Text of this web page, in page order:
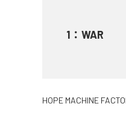
1 ： WAR
HOPE MACHINE